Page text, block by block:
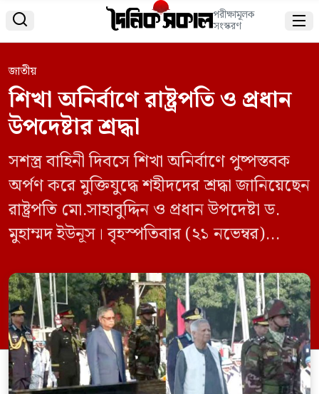
 পরীক্ষামূলক
সংস্করণ 
জাতীয়
শিখা অনির্বাণে রাষ্ট্রপতি ও প্রধান
উপদেষ্টার শ্রদ্ধা
সশস্ত্র বাহিনী দিবসে শিখা অনির্বাণে পুষ্পস্তবক
অর্পণ করে মুক্তিযুদ্ধে শহীদদের শ্রদ্ধা জানিয়েছেন
রাষ্ট্রপতি মো.সাহাবুদ্দিন ও প্রধান উপদেষ্টা ড.
মুহাম্মদ ইউনূস। বৃহস্পতিবার (২১ নভেম্বর)
সেনানিবাসে শিখা অনির্বাণে প্রথমে শ্রদ্ধা জানান
রাষ্ট্রপতি মো.সাহাবুদ্দিন। এরপর সকাল সাড়ে
৮টার দিকে প্রধান উপদেষ্টা ড. মুহাম্মদ ইউনূস
শ্রদ্ধা নিবেদন করেন। তাদের পর তিন বাহিনীর
[…]